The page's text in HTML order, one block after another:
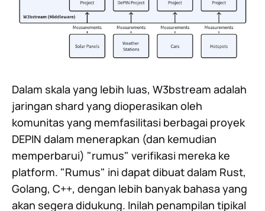
Dalam skala yang lebih luas, W3bstream adalah
jaringan shard yang dioperasikan oleh
komunitas yang memfasilitasi berbagai proyek
DEPIN dalam menerapkan (dan kemudian
memperbarui) "rumus" verifikasi mereka ke
platform. "Rumus" ini dapat dibuat dalam Rust,
Golang, C++, dengan lebih banyak bahasa yang
akan segera didukung. Inilah penampilan tipikal